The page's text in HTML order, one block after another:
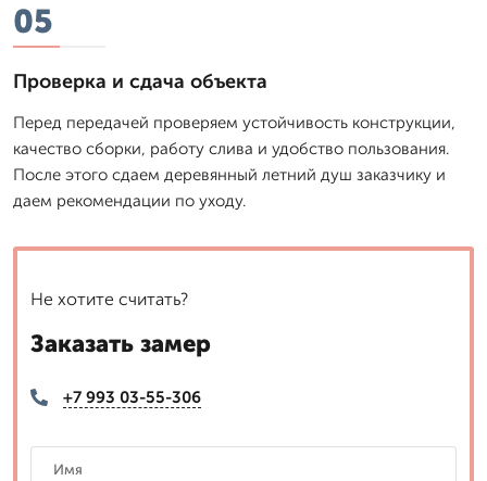
05
Проверка и сдача объекта
Перед передачей проверяем устойчивость конструкции,
качество сборки, работу слива и удобство пользования.
После этого сдаем деревянный летний душ заказчику и
даем рекомендации по уходу.
Не хотите считать?
Заказать замер
+7 993 03-55-306